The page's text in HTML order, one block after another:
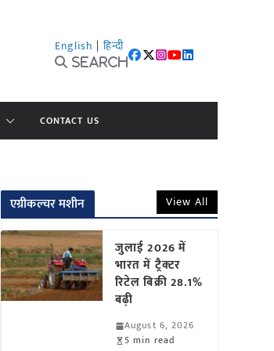
English | हिन्दी
Search
CONTACT US
एग्रीकल्चर मशीन View All
जुलाई 2026 में
भारत में ट्रैक्टर
रिटेल बिक्री 28.1%
बढ़ी
August 6, 2026
5 min read